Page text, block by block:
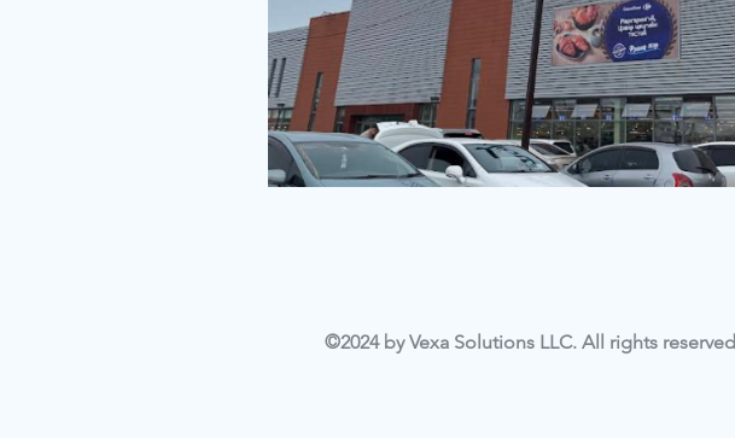
©2024 by Vexa Solutions LLC. All rights reserved